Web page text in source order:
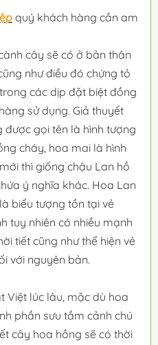
quý khách hàng cần am
cây sẽ có ở bản thân
như điều đó chứng tỏ
các dịp đặt biệt đồng
sử dụng. Giả thuyết
gọi tên là hình tượng
cháy, hoa mai là hình
thì giống chậu Lan hồ
ý nghĩa khác. Hoa Lan
biểu tượng tồn tại vẻ
tuy nhiên có nhiều mạnh
tiết cũng như thể hiện vẻ
với nguyên bản.
Việt lúc lâu, mặc dù hoa
phần sưu tầm cảnh chú
cây hoa hồng sẽ có thời